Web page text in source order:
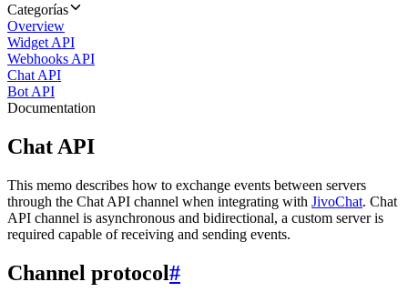
Categorías
Overview
Widget API
Webhooks API
Chat API
Bot API
Documentation
Chat API
This memo describes how to exchange events between servers
through the Chat API channel when integrating with JivoChat. Chat
API channel is asynchronous and bidirectional, a custom server is
required capable of receiving and sending events.
Channel protocol#